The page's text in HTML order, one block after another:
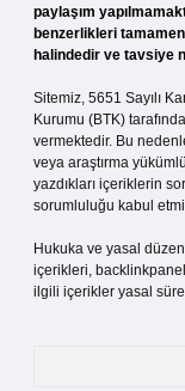
paylaşım
benzerlikleri
halindedir ve tavsiye
Sitemiz, 5651 Sayılı
Kurumu (BTK)
vermektedir. Bu
veya araştırma
yazdıkları içeriklerin
sorumluluğu kabul
Hukuka ve yasal
içerikleri,
ilgili içerikler yasal süre